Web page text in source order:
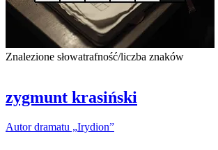
Znalezione słowatrafność/liczba znaków
zygmunt krasiński
Autor dramatu „Irydion”